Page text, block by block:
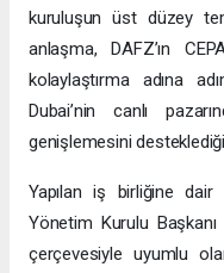
kuruluşun üst düzey
anlaşma, DAFZ’ın
kolaylaştırma adına
Dubai’nin canlı
genişlemesini
Yapılan iş birliğine
Yönetim Kurulu Başkanı
çerçevesiyle uyumlu